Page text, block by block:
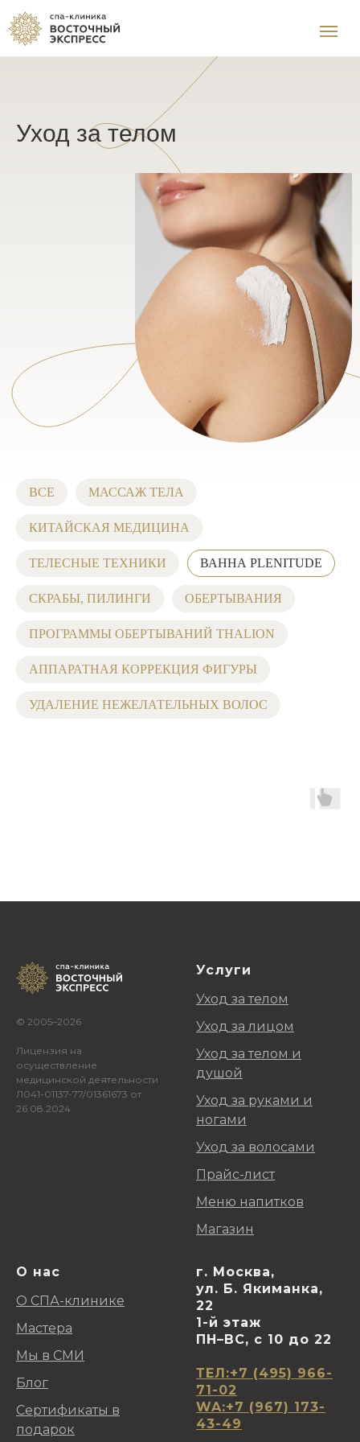
Уход за телом
ВСЕ МАССАЖ ТЕЛА
КИТАЙСКАЯ МЕДИЦИНА
ТЕЛЕСНЫЕ ТЕХНИКИ ВАННА PLENITUDE
СКРАБЫ, ПИЛИНГИ ОБЕРТЫВАНИЯ
ПРОГРАММЫ ОБЕРТЫВАНИЙ THALION
АППАРАТНАЯ КОРРЕКЦИЯ ФИГУРЫ
УДАЛЕНИЕ НЕЖЕЛАТЕЛЬНЫХ ВОЛОС
© 2005–2026
Лицензия на
осуществление
медицинской деятельности
Л041-01137-77/01361673 от
26.08.2024
Услуги
Уход за телом
Уход за лицом
Уход за телом и
душой
Уход за руками и
ногами
Уход за волосами
Прайс-лист
Меню напитков
Магазин
О нас
О СПА-клинике
Мастера
Мы в СМИ
Блог
Сертификаты в
подарок
г. Москва,
ул. Б. Якиманка,
22
1-й этаж
ПН–ВС, с 10 до 22
ТЕЛ:+7 (495) 966-
71-02
WA:+7 (967) 173-
43-49